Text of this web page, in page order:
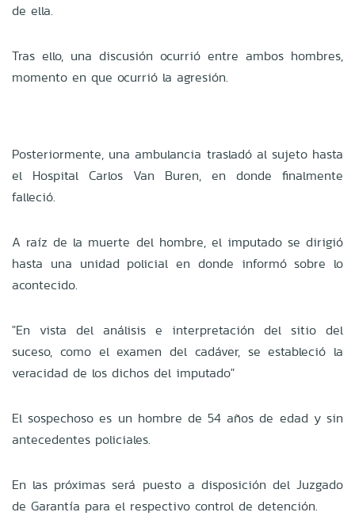
de ella.
Tras ello, una discusión ocurrió entre ambos hombres,
momento en que ocurrió la agresión.
Posteriormente, una ambulancia trasladó al sujeto hasta
el Hospital Carlos Van Buren, en donde finalmente
falleció.
A raíz de la muerte del hombre, el imputado se dirigió
hasta una unidad policial en donde informó sobre lo
acontecido.
"En vista del análisis e interpretación del sitio del
suceso, como el examen del cadáver, se estableció la
veracidad de los dichos del imputado"
El sospechoso es un hombre de 54 años de edad y sin
antecedentes policiales.
En las próximas será puesto a disposición del Juzgado
de Garantía para el respectivo control de detención.